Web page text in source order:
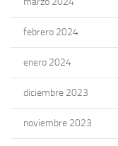
febrero 2024
enero 2024
diciembre 2023
noviembre 2023